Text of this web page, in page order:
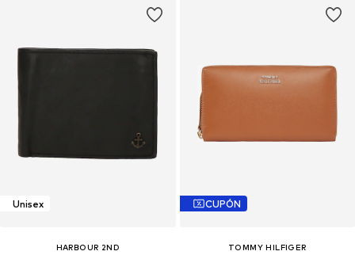
Unisex
HARBOUR 2ND
CUPÓN
TOMMY HILFIGER